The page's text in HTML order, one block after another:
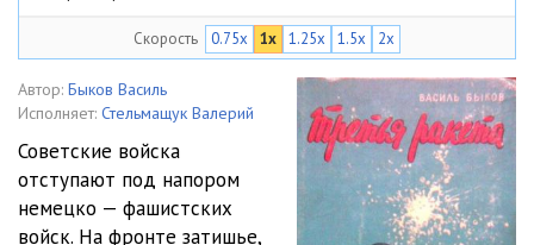
05 Третья ракета
06 Третья ракета 20:16
14:06
08 Третья ракета 12:56
09 Третья ракета 16:40
Скорость 0.75x 1x 1.25x 1.5x 2x
Автор: Быков Василь
Исполняет: Стельмащук Валерий
Советские войска
отступают под напором
немецко — фашистских
войск. На фронте затишье,